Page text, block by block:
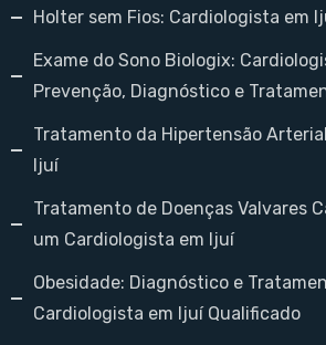
Holter sem Fios: Cardiologista em
Exame do Sono Biologix:
Prevenção, Diagnóstico e
Tratamento da Hipertensão
Ijuí
Tratamento de Doenças Valvares
um Cardiologista em Ijuí
Obesidade: Diagnóstico e
Cardiologista em Ijuí Qualificado